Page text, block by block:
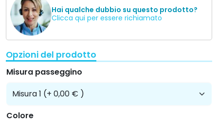
Hai qualche dubbio su questo prodotto?
Clicca qui per essere richiamato
Opzioni del prodotto
Misura passeggino
Colore